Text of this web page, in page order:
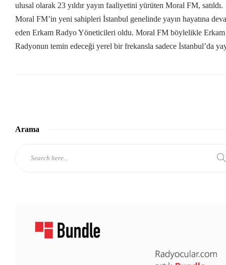
ulusal olarak 23 yıldır yayın faaliyetini yürüten Moral FM, satıldı.
Moral FM’in yeni sahipleri İstanbul genelinde yayın hayatına
eden Erkam Radyo Yöneticileri oldu. Moral FM böylelikle Erkam
Radyonun temin edeceği yerel bir frekansla sadece İstanbul’da
Arama